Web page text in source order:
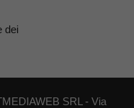
dei
SRL - Via